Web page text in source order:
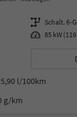
Getriebe Schalt. 6-
Leistung 85 kW (116
5,90 l/100km
g/km